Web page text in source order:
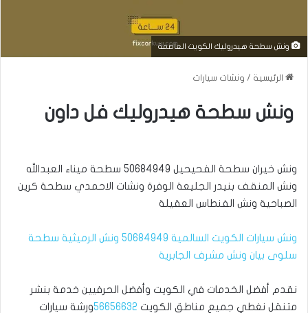
ونش سطحة هيدروليك الكويت العاصمة
الرئيسية / ونشات سيارات
ونش سطحة هيدروليك فل داون
ونش خيران سطحة الفحيحيل 50684949 سطحة ميناء العبدالله
ونش المنقف بنيدر الجليعة الوفرة ونشات الاحمدي سطحة كرين
الصباحية ونش الفنطاس العقيلة
ونش سيارات الكويت السالمية 50684949 ونش الرميثية سطحة
سلوى بيان ونش مشرف الجابرية
نقدم أفضل الخدمات في الكويت وأفضل الحرفيين خدمة بنشر
متنقل نغطي جميع مناطق الكويت 56656632ورشة سيارات